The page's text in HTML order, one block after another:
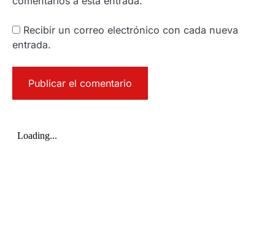
Recibir un correo electrónico con cada nueva
entrada.